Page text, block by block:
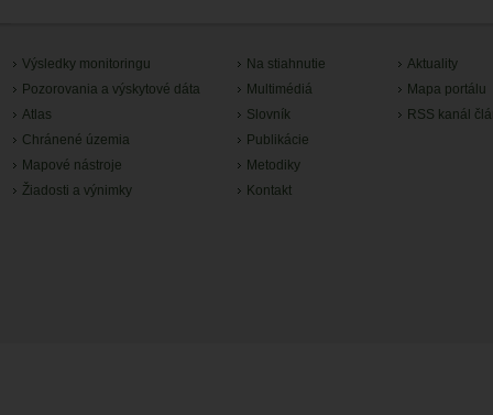
Výsledky monitoringu
Pozorovania a výskytové dáta
Atlas
Chránené územia
Mapové nástroje
Žiadosti a výnimky
Na stiahnutie
Multimédiá
Slovník
Publikácie
Metodiky
Kontakt
Aktuality
Mapa portálu
RSS kanál